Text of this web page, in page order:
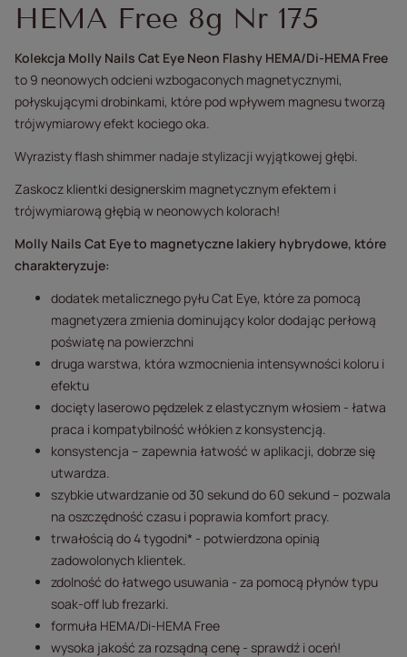
HEMA Free 8g Nr 175
Kolekcja Molly Nails Cat Eye Neon Flashy HEMA/Di-HEMA Free
to 9 neonowych odcieni wzbogaconych magnetycznymi,
połyskującymi drobinkami, które pod wpływem magnesu tworzą
trójwymiarowy efekt kociego oka.
Wyrazisty flash shimmer nadaje stylizacji wyjątkowej głębi.
Zaskocz klientki designerskim magnetycznym efektem i
trójwymiarową głębią w neonowych kolorach!
Molly Nails Cat Eye to magnetyczne lakiery hybrydowe, które
charakteryzuje:
dodatek metalicznego pyłu Cat Eye, które za pomocą
magnetyzera zmienia dominujący kolor dodając perłową
poświatę na powierzchni
druga warstwa, która wzmocnienia intensywności koloru i
efektu
docięty laserowo pędzelek z elastycznym włosiem - łatwa
praca i kompatybilność włókien z konsystencją.
konsystencja – zapewnia łatwość w aplikacji, dobrze się
utwardza.
szybkie utwardzanie od 30 sekund do 60 sekund – pozwala
na oszczędność czasu i poprawia komfort pracy.
trwałością do 4 tygodni* - potwierdzona opinią
zadowolonych klientek.
zdolność do łatwego usuwania - za pomocą płynów typu
soak-off lub frezarki.
formuła HEMA/Di-HEMA Free
wysoka jakość za rozsądną cenę - sprawdź i oceń!